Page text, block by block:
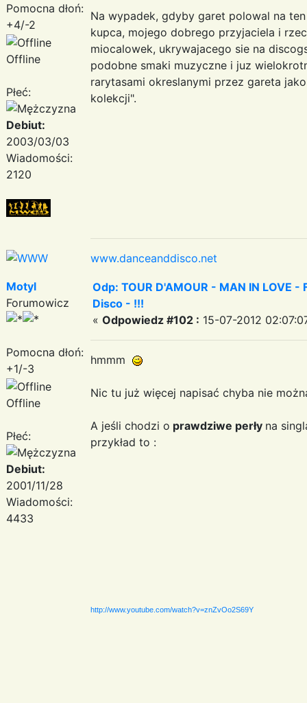
Pomocna dłoń:
+4/-2
Offline
Płeć:
Debiut:
2003/03/03
Wiadomości:
2120
Na wypadek, gdyby garet polowal na
kupca, mojego dobrego przyjaciela i
miocalowek, ukrywajacego sie na
podobne smaki muzyczne i juz
rarytasami okreslanymi przez gareta
kolekcji".
www.danceanddisco.net
Motyl
Forumowicz
Pomocna dłoń:
+1/-3
Offline
Płeć:
Debiut:
2001/11/28
Wiadomości:
4433
Odp: TOUR D'AMOUR - MAN IN LOVE
Disco - !!!
« Odpowiedz #102 : 15-07-2012
hmmm
Nic tu już więcej napisać chyba nie
A jeśli chodzi o prawdziwe perły na
przykład to :
http://www.youtube.com/watch?v=znZvOo2S69Y